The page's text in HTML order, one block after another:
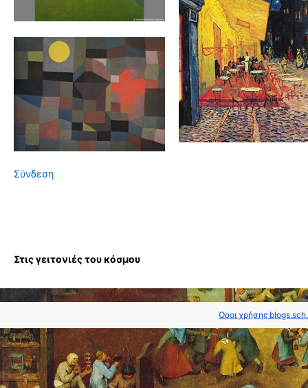
Σύνδεση
Στις γειτονιές του κόσμου
Όροι χρήσης